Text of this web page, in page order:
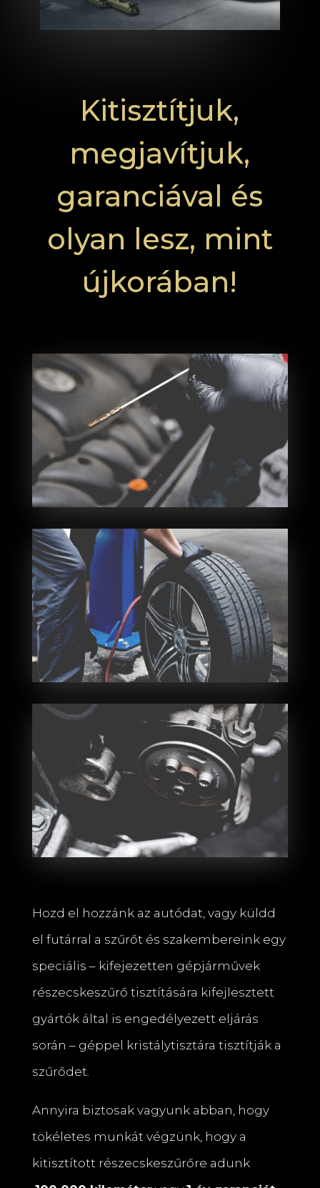
Kitisztítjuk,
megjavítjuk,
garanciával és
olyan lesz, mint
újkorában!
Hozd el hozzánk az autódat, vagy küldd
el futárral a szűrőt és szakembereink egy
speciális – kifejezetten gépjárművek
részecskeszűrő tisztítására kifejlesztett
gyártók által is engedélyezett eljárás
során – géppel kristálytisztára tisztítják a
szűrődet.
Annyira biztosak vagyunk abban, hogy
tökéletes munkát végzünk, hogy a
kitisztított részecskeszűrőre adunk